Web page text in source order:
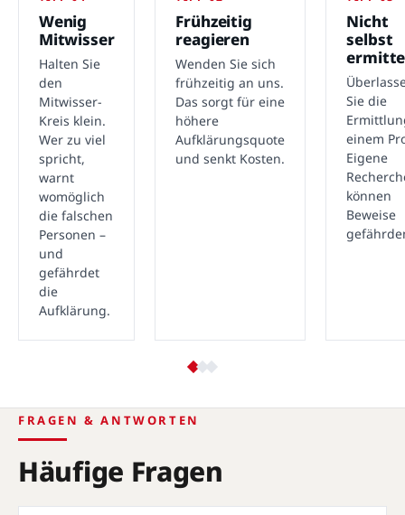
Wenig
Mitwisser
Halten Sie
den
Mitwisser-
Kreis klein.
Wer zu viel
spricht,
warnt
womöglich
die falschen
Personen –
und
gefährdet
die
Aufklärung.
Frühzeitig
reagieren
Wenden Sie sich
frühzeitig an uns.
Das sorgt für eine
höhere
Aufklärungsquote
und senkt Kosten.
Nicht
selbst
Sie die
einem
Eigene
können
Beweise
FRAGEN & ANTWORTEN
Häufige Fragen